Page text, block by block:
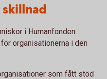
i Humanfonden.
organisationerna i den
som fått stöd